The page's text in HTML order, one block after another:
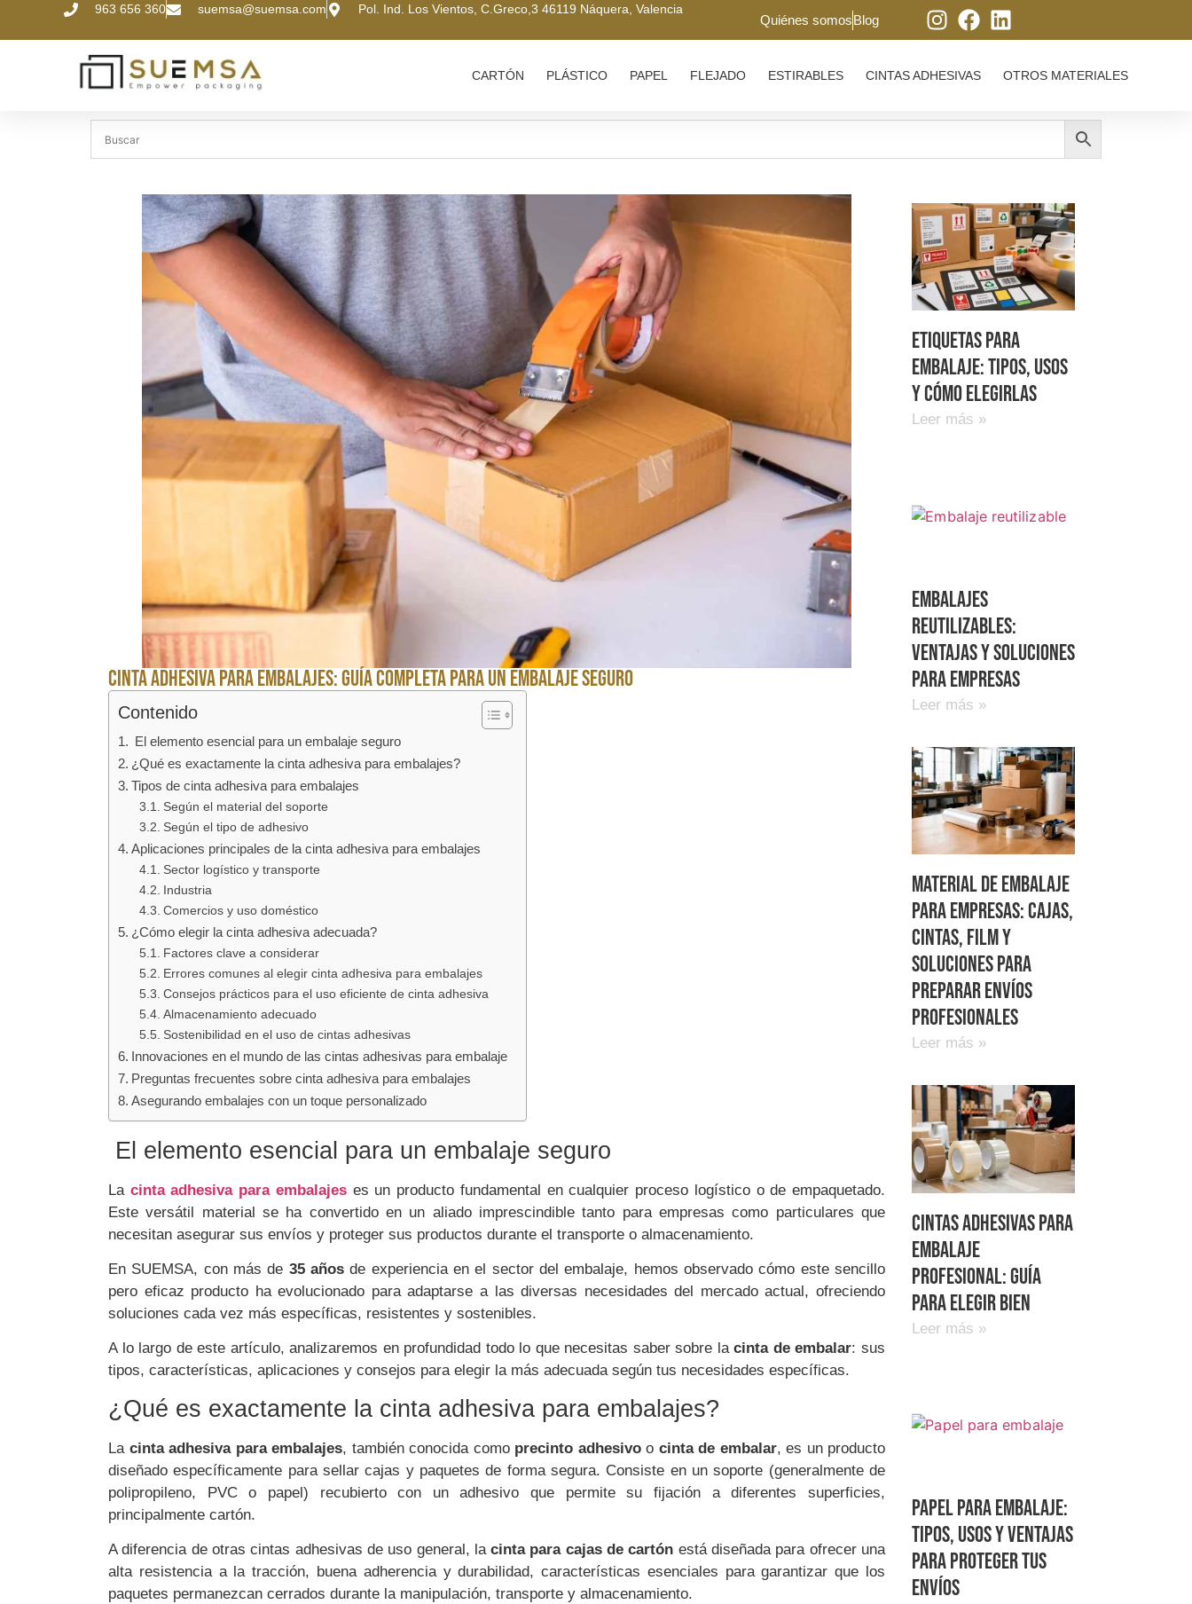
963 656 360 suemsa@suemsa.com Pol. Ind. Los Vientos, C.Greco,3 46119 Náquera, Valencia
Quiénes somosBlog
CARTÓN PLÁSTICO PAPEL FLEJADO ESTIRABLES CINTAS ADHESIVAS OTROS MATERIALES
Cinta adhesiva para embalajes: Guía completa para un embalaje seguro
Contenido
El elemento esencial para un embalaje seguro
¿Qué es exactamente la cinta adhesiva para embalajes?
Tipos de cinta adhesiva para embalajes
Según el material del soporte
Según el tipo de adhesivo
Aplicaciones principales de la cinta adhesiva para embalajes
Sector logístico y transporte
Industria
Comercios y uso doméstico
¿Cómo elegir la cinta adhesiva adecuada?
Factores clave a considerar
Errores comunes al elegir cinta adhesiva para embalajes
Consejos prácticos para el uso eficiente de cinta adhesiva
Almacenamiento adecuado
Sostenibilidad en el uso de cintas adhesivas
Innovaciones en el mundo de las cintas adhesivas para embalaje
Preguntas frecuentes sobre cinta adhesiva para embalajes
Asegurando embalajes con un toque personalizado
El elemento esencial para un embalaje seguro
La cinta adhesiva para embalajeses un producto fundamental en cualquier proceso logístico o de empaquetado.
Este versátil material se ha convertido en un aliado imprescindible tanto para empresas como particulares que
necesitan asegurar sus envíos y proteger sus productos durante el transporte o almacenamiento.
En SUEMSA, con más de 35 años de experiencia en el sector del embalaje, hemos observado cómo este sencillo
pero eficaz producto ha evolucionado para adaptarse a las diversas necesidades del mercado actual, ofreciendo
soluciones cada vez más específicas, resistentes y sostenibles.
A lo largo de este artículo, analizaremos en profundidad todo lo que necesitas saber sobre lacinta de embalar: sus
tipos, características, aplicaciones y consejos para elegir la más adecuada según tus necesidades específicas.
¿Qué es exactamente la cinta adhesiva para embalajes?
La cinta adhesiva para embalajes, también conocida como precinto adhesivoo cinta de embalar, es un producto
diseñado específicamente para sellar cajas y paquetes de forma segura. Consiste en un soporte (generalmente de
polipropileno, PVC o papel) recubierto con un adhesivo que permite su fijación a diferentes superficies,
principalmente cartón.
A diferencia de otras cintas adhesivas de uso general, lacinta para cajas de cartón está diseñada para ofrecer una
alta resistencia a la tracción, buena adherencia y durabilidad, características esenciales para garantizar que los
paquetes permanezcan cerrados durante la manipulación, transporte y almacenamiento.
Etiquetas para
embalaje: tipos, usos
y cómo elegirlas
Leer más »
Embalajes
reutilizables:
ventajas y soluciones
para empresas
Leer más »
Material de embalaje
para empresas: cajas,
cintas, film y
soluciones para
preparar envíos
profesionales
Leer más »
Cintas adhesivas para
embalaje
profesional: guía
para elegir bien
Leer más »
Papel para embalaje:
tipos, usos y ventajas
para proteger tus
envíos